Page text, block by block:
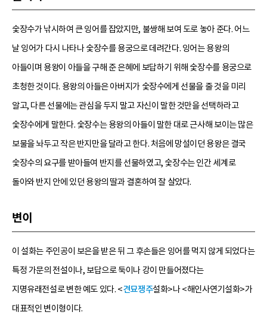
숯장수가 낚시하여 큰 잉어를 잡았지만, 불쌍해 보여 도로 놓아 준다. 어느
날 잉어가 다시 나타나 숯장수를 용궁으로 데려간다. 잉어는 용왕의
아들이며 용왕이 아들을 구해 준 은혜에 보답하기 위해 숯장수를 용궁으로
초청한 것이다. 용왕의 아들은 아버지가 숯장수에게 선물을 줄 것을 미리
알고, 다른 선물에는 관심을 두지 말고 자신이 말한 것만을 선택하라고
숯장수에게 말한다. 숯장수는 용왕의 아들이 말한 대로 근사해 보이는 많은
보물을 놔두고 작은 반지만을 달라고 한다. 처음에 망설이던 용왕은 결국
숯장수의 요구를 받아들여 반지를 선물하였고, 숯장수는 인간 세계로
돌아와 반지 안에 있던 용왕의 딸과 결혼하여 잘 살았다.
변이
이 설화는 주인공이 보은을 받은 뒤 그 후손들은 잉어를 먹지 않게 되었다는
특정 가문의 전설이나, 보답으로 둑이나 강이 만들어졌다는
지명유래전설로 변한 예도 있다. <견묘쟁주설화>나 <해인사연기설화>가
대표적인 변이형이다.